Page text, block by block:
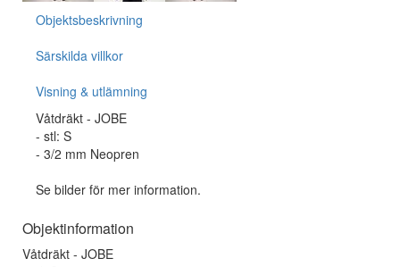
Objektsbeskrivning
Särskilda villkor
Visning & utlämning
Våtdräkt - JOBE
- stl: S
- 3/2 mm Neopren
Se bilder för mer information.
Objektinformation
Våtdräkt - JOBE